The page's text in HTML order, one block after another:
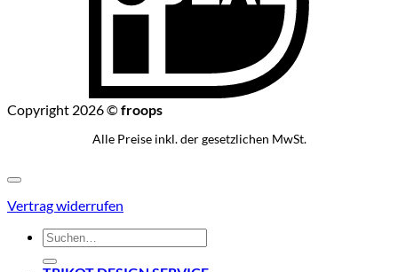
Copyright 2026 ©froops
Alle Preise inkl. der gesetzlichen MwSt.
Vertrag widerrufen
Suchen
nach: